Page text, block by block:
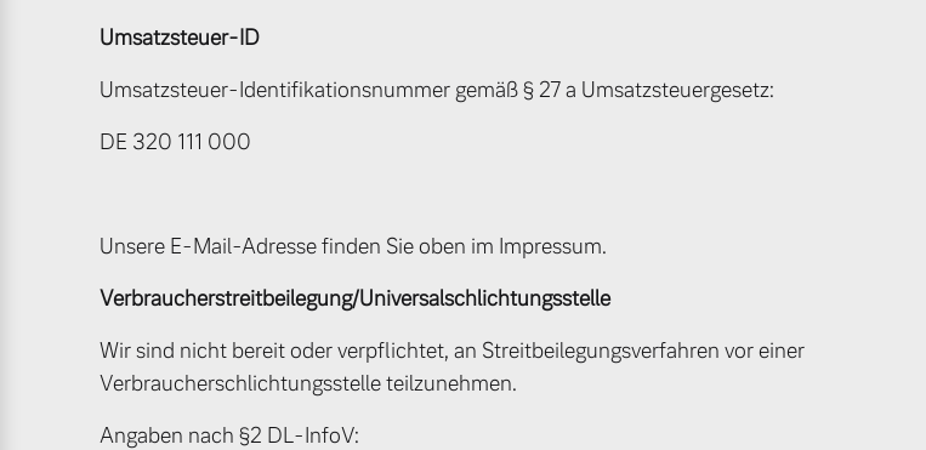
Editionsmodelle
Konnektivität
Angebot anfragen
Fahrzeug konfigurieren
Sofort verfügbare Fahrzeuge
Aktuelle Angebote
Geschäftskunden
Aktuelle Zubehörangebote
Über uns
Unser Team
Umsatzsteuer-ID
Umsatzsteuer-Identifikationsnummer gemäß § 27 a Umsatzsteuergesetz:
DE 320 111 000
Unsere E-Mail-Adresse finden Sie oben im Impressum.
Verbraucher­streit­beilegung/Universal­schlichtungs­stelle
Wir sind nicht bereit oder verpflichtet, an Streitbeilegungsverfahren vor einer
Verbraucherschlichtungsstelle teilzunehmen.
Angaben nach §2 DL-InfoV: